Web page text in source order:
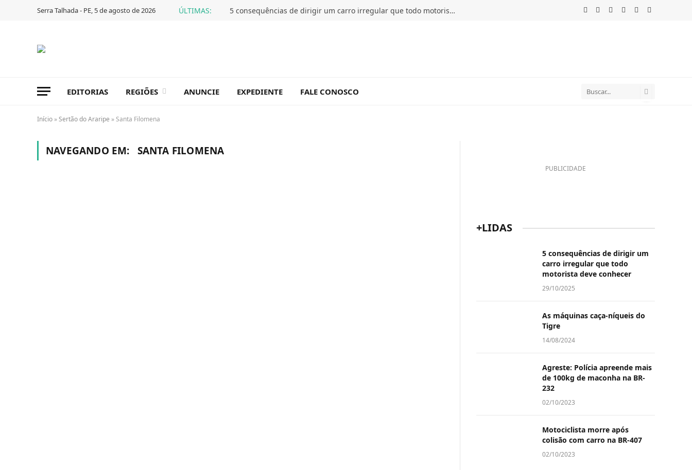
Serra Talhada - PE, 5 de agosto de 2026 ÚLTIMAS: 5 consequências de dirigir um carro irregular que todo motorista deve conhecer WhatsApp
Telegram
TikTokFacebook
TwitterInstagram
EDITORIAS REGIÕES ANUNCIE EXPEDIENTE FALE CONOSCO
Início »Sertão do Araripe »Santa Filomena
NAVEGANDO EM: SANTA FILOMENA
PUBLICIDADE
+LIDAS
5 consequências de dirigir um
carro irregular que todo
motorista deve conhecer
29/10/2025
As máquinas caça-níqueis do
Tigre
14/08/2024
Agreste: Polícia apreende mais
de 100kg de maconha na BR-
232
02/10/2023
Motociclista morre após
colisão com carro na BR-407
02/10/2023